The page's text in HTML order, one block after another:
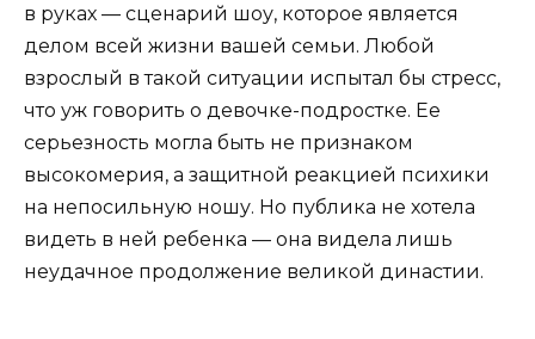
в руках — сценарий шоу, которое является
делом всей жизни вашей семьи. Любой
взрослый в такой ситуации испытал бы стресс,
что уж говорить о девочке-подростке. Ее
серьезность могла быть не признаком
высокомерия, а защитной реакцией психики
на непосильную ношу. Но публика не хотела
видеть в ней ребенка — она видела лишь
неудачное продолжение великой династии.